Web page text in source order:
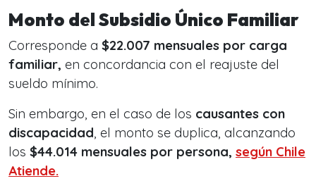
Monto del Subsidio Único Familiar
Corresponde a $22.007 mensuales por carga
familiar, en concordancia con el reajuste del
sueldo mínimo.
Sin embargo, en el caso de los causantes con
discapacidad, el monto se duplica, alcanzando
los $44.014 mensuales por persona, según Chile
Atiende.